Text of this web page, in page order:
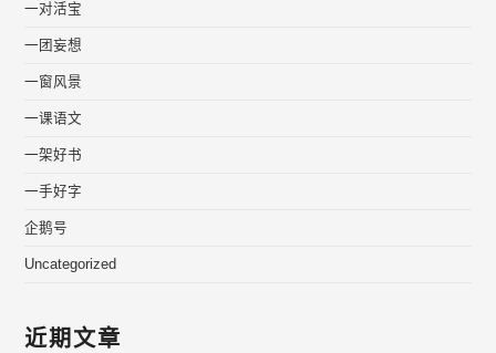
一对活宝
一团妄想
一窗风景
一课语文
一架好书
一手好字
企鹅号
Uncategorized
近期文章